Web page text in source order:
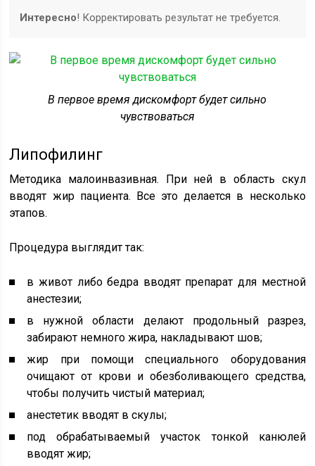
Интересно! Корректировать результат не требуется.
В первое время дискомфорт будет сильно
чувствоваться
Липофилинг
Методика малоинвазивная. При ней в область скул
вводят жир пациента. Все это делается в несколько
этапов.
Процедура выглядит так:
в живот либо бедра вводят препарат для местной
анестезии;
в нужной области делают продольный разрез,
забирают немного жира, накладывают шов;
жир при помощи специального оборудования
очищают от крови и обезболивающего средства,
чтобы получить чистый материал;
анестетик вводят в скулы;
под обрабатываемый участок тонкой канюлей
вводят жир;